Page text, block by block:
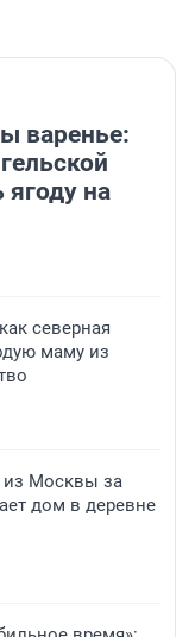
варенье:
ягоду на
северная
маму из
из Москвы за
дом в деревне